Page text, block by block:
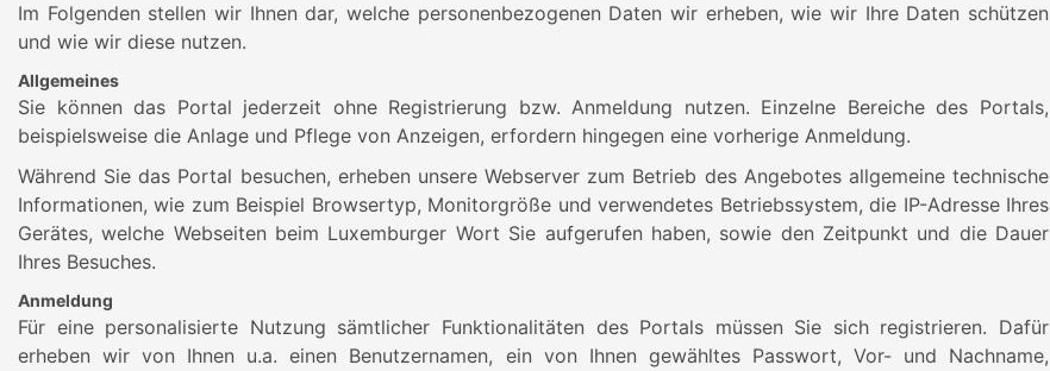
Im Folgenden stellen wir Ihnen dar, welche personenbezogenen Daten wir erheben, wie wir Ihre Daten schützen
und wie wir diese nutzen.
Allgemeines
Sie können das Portal jederzeit ohne Registrierung bzw. Anmeldung nutzen. Einzelne Bereiche des Portals,
beispielsweise die Anlage und Pflege von Anzeigen, erfordern hingegen eine vorherige Anmeldung.
Während Sie das Portal besuchen, erheben unsere Webserver zum Betrieb des Angebotes allgemeine technische
Informationen, wie zum Beispiel Browsertyp, Monitorgröße und verwendetes Betriebssystem, die IP-Adresse Ihres
Gerätes, welche Webseiten beim Luxemburger Wort Sie aufgerufen haben, sowie den Zeitpunkt und die Dauer
Ihres Besuches.
Anmeldung
Für eine personalisierte Nutzung sämtlicher Funktionalitäten des Portals müssen Sie sich registrieren. Dafür
erheben wir von Ihnen u.a. einen Benutzernamen, ein von Ihnen gewähltes Passwort, Vor- und Nachname,